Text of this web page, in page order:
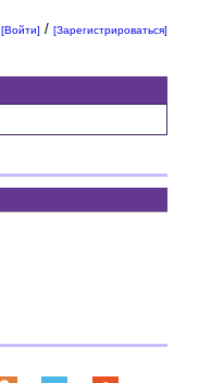
[Войти] /[Зарегистрироваться]